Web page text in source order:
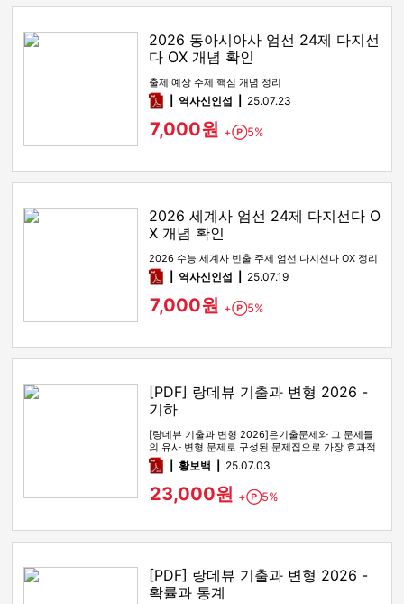
2026 동아시아사 엄선 24제 다지선
다 OX 개념 확인
출제 예상 주제 핵심 개념 정리
pdf역사신인섭 25.07.23
7,000원 + Point
5%
2026 세계사 엄선 24제 다지선다 O
X 개념 확인
2026 수능 세계사 빈출 주제 엄선 다지선다 OX 정리
pdf역사신인섭 25.07.19
7,000원 + Point
5%
[PDF] 랑데뷰 기출과 변형 2026 -
기하
[랑데뷰 기출과 변형 2026]은기출문제와 그 문제들
의 유사 변형 문제로 구성된 문제집으로 가장 효과적
인 기출문제 공부 방법…
pdf황보백 25.07.03
23,000원 + Point
5%
[PDF] 랑데뷰 기출과 변형 2026 -
확률과 통계